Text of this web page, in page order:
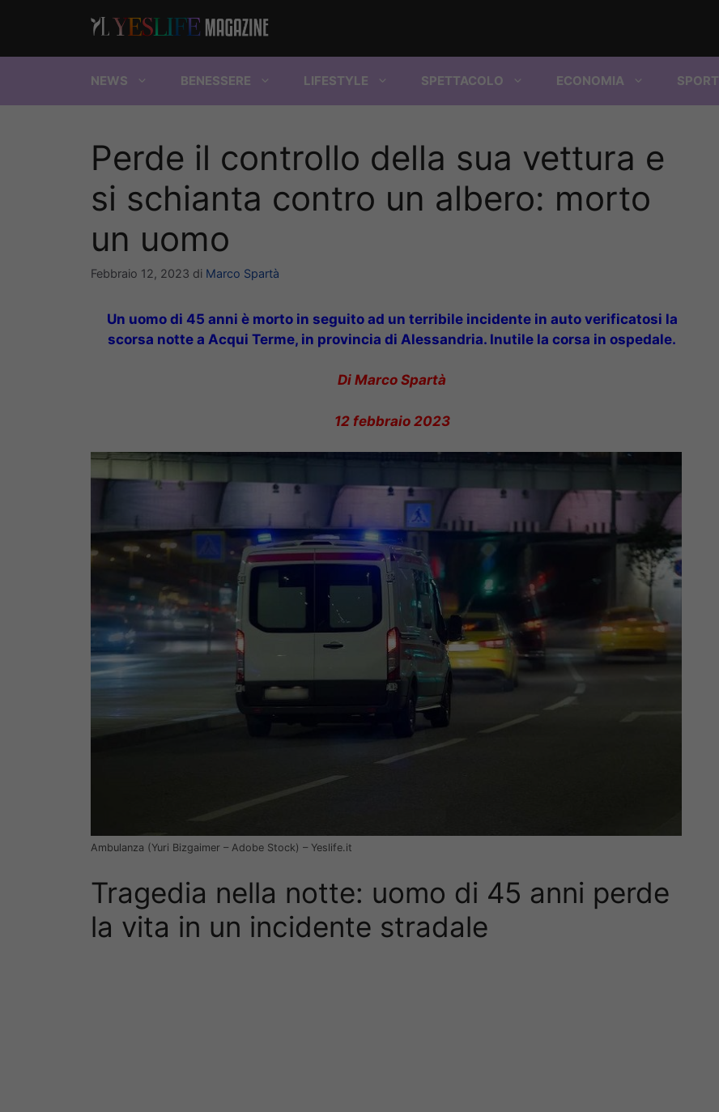
NEWS BENESSERE LIFESTYLE SPETTACOLO ECONOMIA SPORT
Perde il controllo della sua vettura e
si schianta contro un albero: morto
un uomo
Febbraio 12, 2023 di Marco Spartà
Un uomo di 45 anni è morto in seguito ad un terribile incidente in auto verificatosi la
scorsa notte a Acqui Terme, in provincia di Alessandria. Inutile la corsa in ospedale.
Di Marco Spartà
12 febbraio 2023
Ambulanza (Yuri Bizgaimer – Adobe Stock) – Yeslife.it
Tragedia nella notte: uomo di 45 anni perde
la vita in un incidente stradale